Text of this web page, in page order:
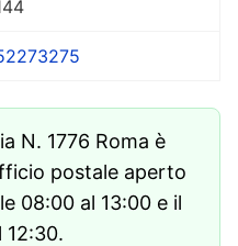
N. 1776 Roma è
postale aperto
08:00 al 13:00 e il
12:30.